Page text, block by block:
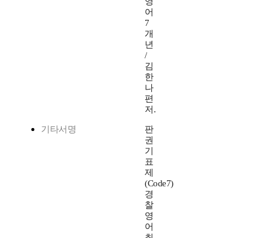
어
7
개
년
/
김
한
나
편
저.
기타서명
판
권
기
표
제
(Code7)
경
찰
영
어